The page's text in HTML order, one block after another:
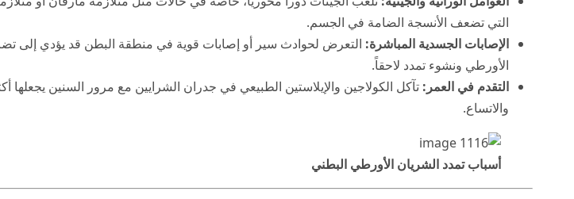
التي تضعف الأنسجة الضامة في الجسم.
الإصابات الجسدية المباشرة: التعرض لحوادث سير أو إصابات قوية في منطقة البطن قد يؤدي إلى
الأورطي ونشوء تمدد لاحقاً.
التقدم في العمر: تآكل الكولاجين والإيلاستين الطبيعي في جدران الشرايين مع مرور السنين يجعلها
والاتساع.
أسباب تمدد الشريان الأورطي البطني